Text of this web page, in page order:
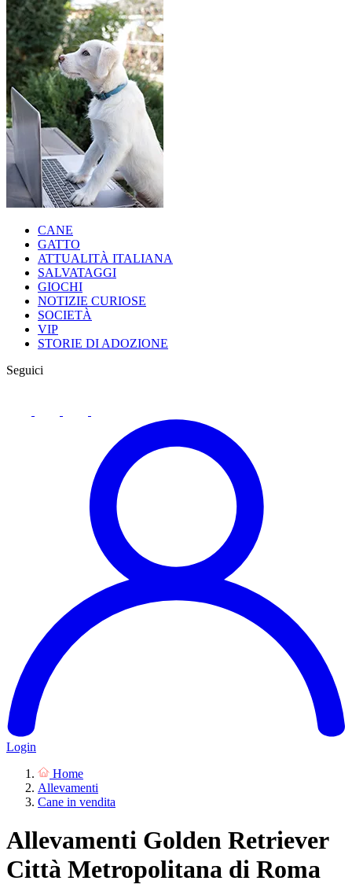
CANE
GATTO
ATTUALITÀ ITALIANA
SALVATAGGI
GIOCHI
NOTIZIE CURIOSE
SOCIETÀ
VIP
STORIE DI ADOZIONE
Seguici
Login
Home
Allevamenti
Cane in vendita
Allevamenti Golden Retriever
Città Metropolitana di Roma